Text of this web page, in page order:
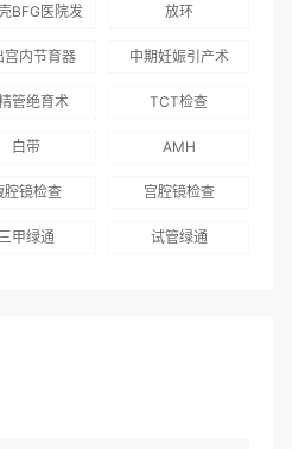
“法律支持”
BFG医院发
版）》
放环
宫内节育器 中期妊娠引产术
管绝育术 TCT检查
白带 AMH
腔镜检查 宫腔镜检查
三甲绿通 试管绿通